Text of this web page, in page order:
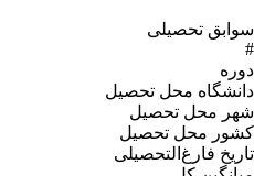
سوابق تحصیلی
#
دوره
دانشگاه محل تحصیل
شهر محل تحصیل
کشور محل تحصیل
تاریخ فارغ‌التحصیلى